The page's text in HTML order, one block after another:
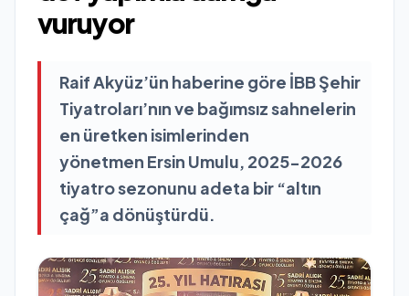
vuruyor
Raif Akyüz’ün haberine göre İBB Şehir
Tiyatroları’nın ve bağımsız sahnelerin
en üretken isimlerinden
yönetmen Ersin Umulu, 2025-2026
tiyatro sezonunu adeta bir “altın
çağ”a dönüştürdü.